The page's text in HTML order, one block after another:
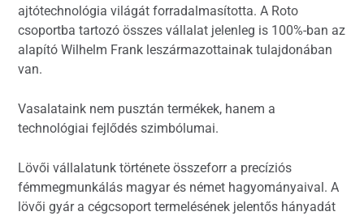
ajtótechnológia világát forradalmasította. A Roto
csoportba tartozó összes vállalat jelenleg is 100%-ban az
alapító Wilhelm Frank leszármazottainak tulajdonában
van.
Vasalataink nem pusztán termékek, hanem a
technológiai fejlődés szimbólumai.
Lövői vállalatunk története összeforr a precíziós
fémmegmunkálás magyar és német hagyományaival. A
lövői gyár a cégcsoport termelésének jelentős hányadát